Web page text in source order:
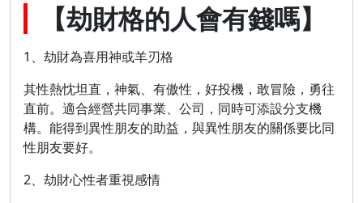
【劫財格的人會有錢嗎】
1、劫財為喜用神或羊刃格
其性熱忱坦直，神氣、有傲性，好投機，敢冒險，勇往
直前。適合經營共同事業、公司，同時可添設分支機
構。能得到異性朋友的助益，與異性朋友的關係要比同
性朋友要好。
2、劫財心性者重視感情